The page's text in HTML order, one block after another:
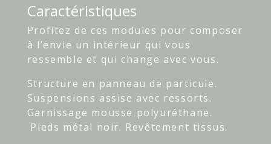
Caractéristiques
Profitez de ces modules pour composer
à l’envie un intérieur qui vous
ressemble et qui change avec vous.
Structure en panneau de particule.
Suspensions assise avec ressorts.
Garnissage mousse polyuréthane.
Pieds métal noir. Revêtement tissus.